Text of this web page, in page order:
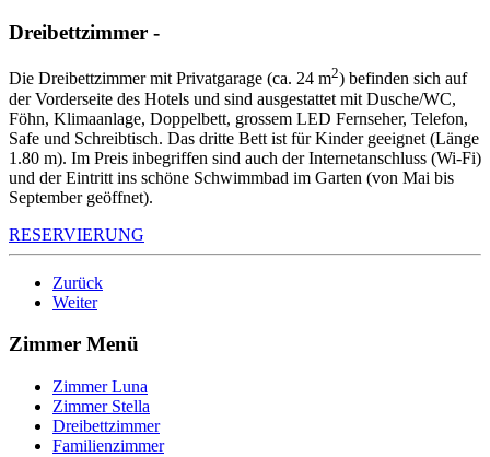
Dreibettzimmer -
Die Dreibettzimmer mit Privatgarage (ca. 24 m2) befinden sich auf
der Vorderseite des Hotels und sind ausgestattet mit Dusche/WC,
Föhn, Klimaanlage, Doppelbett, grossem LED Fernseher, Telefon,
Safe und Schreibtisch. Das dritte Bett ist für Kinder geeignet (Länge
1.80 m). Im Preis inbegriffen sind auch der Internetanschluss (Wi-Fi)
und der Eintritt ins schöne Schwimmbad im Garten (von Mai bis
September geöffnet).
RESERVIERUNG
Zurück
Weiter
Zimmer Menü
Zimmer Luna
Zimmer Stella
Dreibettzimmer
Familienzimmer